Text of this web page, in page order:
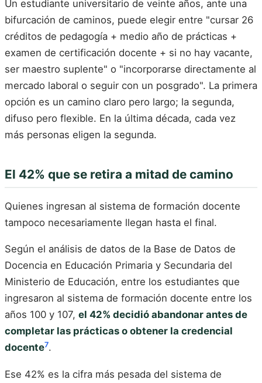
Un estudiante universitario de veinte años, ante una
bifurcación de caminos, puede elegir entre "cursar 26
créditos de pedagogía + medio año de prácticas +
examen de certificación docente + si no hay vacante,
ser maestro suplente" o "incorporarse directamente al
mercado laboral o seguir con un posgrado". La primera
opción es un camino claro pero largo; la segunda,
difuso pero flexible. En la última década, cada vez
más personas eligen la segunda.
El 42% que se retira a mitad de camino
Quienes ingresan al sistema de formación docente
tampoco necesariamente llegan hasta el final.
Según el análisis de datos de la Base de Datos de
Docencia en Educación Primaria y Secundaria del
Ministerio de Educación, entre los estudiantes que
ingresaron al sistema de formación docente entre los
años 100 y 107, el 42% decidió abandonar antes de
completar las prácticas o obtener la credencial
docente7.
Ese 42% es la cifra más pesada del sistema de